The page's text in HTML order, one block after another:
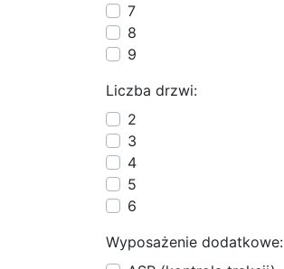
7
8
9
Liczba drzwi:
2
3
4
5
6
Wyposażenie dodatkowe: